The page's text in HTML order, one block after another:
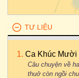
TƯ LIỆU
Ca Khúc Mười
Câu chuyện về
thuở còn ngồi